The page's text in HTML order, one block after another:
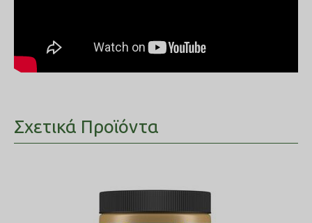
Σχετικά Προϊόντα